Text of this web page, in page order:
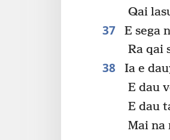
Qai
37 E sega
Ra qai
38 Ia e
E dau
E dau
Mai na